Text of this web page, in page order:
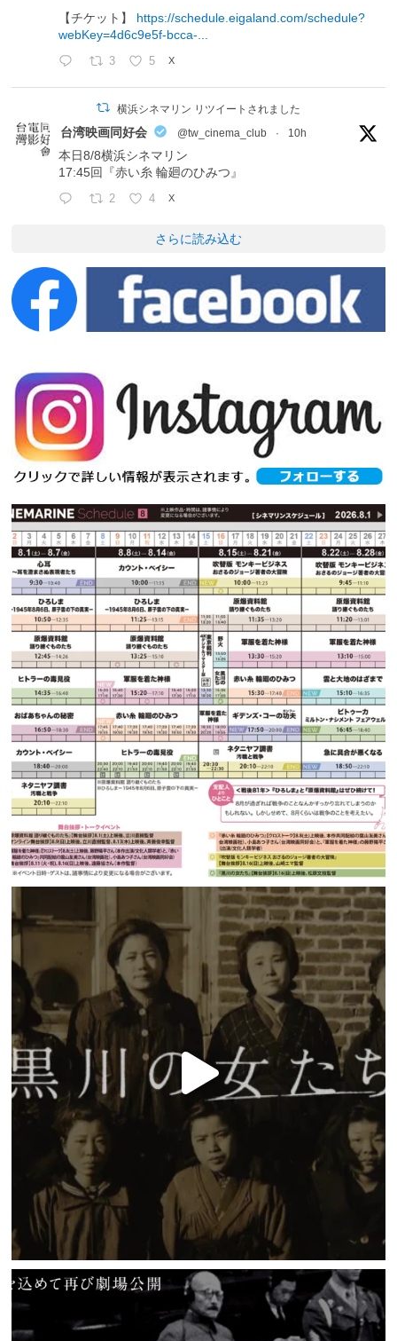
【チケット】 https://schedule.eigaland.com/schedule?
webKey=4d6c9e5f-bcca-...
3 5 X
横浜シネマリン リツイートされました
台湾映画同好会 @tw_cinema_club · 10h
本日8/8横浜シネマリン
17:45回『赤い糸 輪廻のひみつ』
2 4 X
さらに読み込む